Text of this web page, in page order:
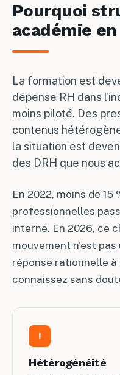
Pourquoi
académie en
La formation est
dépense RH dans
moins piloté. Des
contenus
la situation est
des DRH que nous
En 2022, moins de
professionnelles
interne. En 2026, ce
mouvement n'est pas
réponse rationnelle
connaissez sans
!
Hétérogénéité